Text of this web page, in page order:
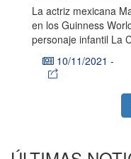
La actriz mexicana
en los Guinness
personaje infantil La
10/11/2021 -